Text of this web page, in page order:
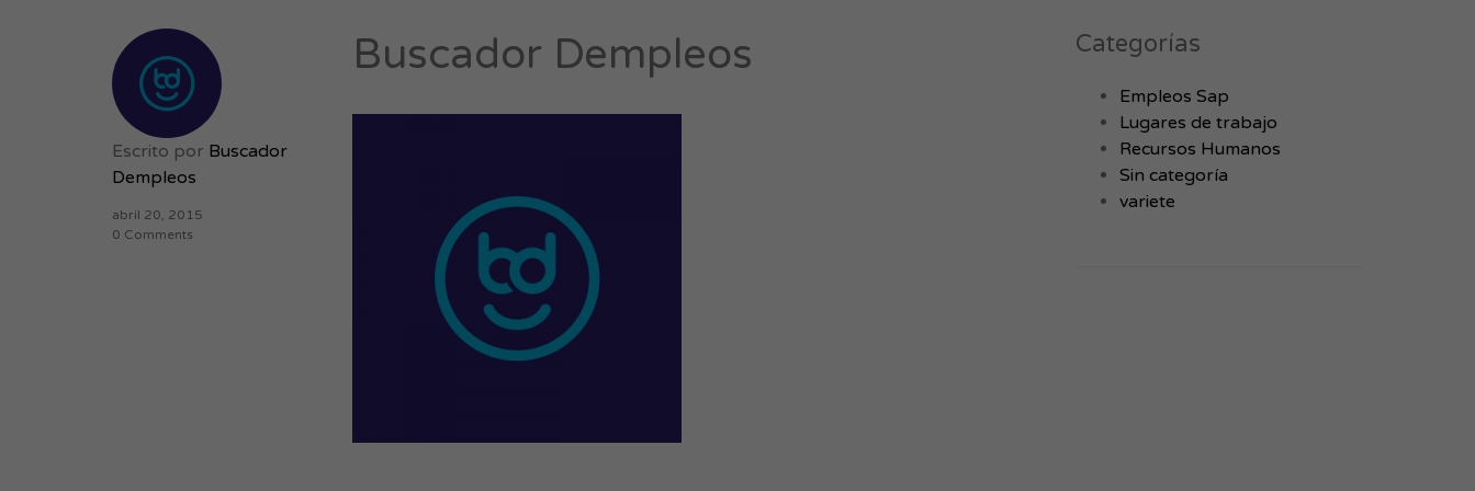
Escrito por Buscador
Dempleos
abril 20, 2015
0 Comments
Buscador Dempleos Categorías
Empleos Sap
Lugares de trabajo
Recursos Humanos
Sin categoría
variete